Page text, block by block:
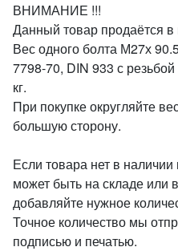
ВНИМАНИЕ !!!
Данный товар продаётся в
Вес одного болта М27х
7798-70, DIN 933 с
кг.
При покупке округляйте
большую сторону.
Если товара нет в
может быть на складе или
добавляйте нужное
Точное количество мы
подписью и печатью.